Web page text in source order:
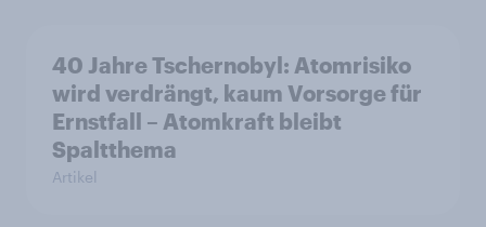
40 Jahre Tschernobyl: Atomrisiko
wird verdrängt, kaum Vorsorge für
Ernstfall – Atomkraft bleibt
Spaltthema
Artikel